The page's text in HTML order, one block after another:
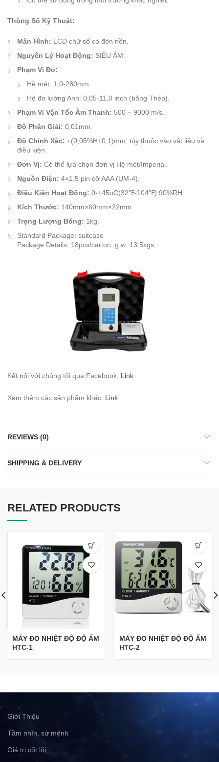
Thông Số Kỹ Thuật:
Màn Hình: LCD chữ số có đèn nền.
Nguyên Lý Hoạt Động: SIÊU ÂM.
Phạm Vi Đo:
Hệ mét: 1,0-280mm.
Hệ đo lường Anh: 0,05-11,0 inch (bằng Thép).
Phạm Vi Vận Tốc Âm Thanh: 500 ~ 9000 m/s.
Độ Phân Giải: 0,01mm.
Độ Chính Xác: ±(0,05%H+0,1)mm, tùy thuộc vào vật liệu và
điều kiện.
Đơn Vị: Có thể lựa chọn đơn vị Hệ mét/Imperial.
Nguồn Điện: 4×1,5 pin cỡ AAA (UM-4).
Điều Kiện Hoạt Động: 0-+45oC(32℉-104℉) 90%RH.
Kích Thước: 140mm×60mm×22mm.
Trọng Lượng Bóng: 1kg.
Standard Package: suitcase
Package Details: 18pcs/carton, g.w: 13.5kgs
Kết nối với chúng tôi qua Facebook: Link
Xem thêm các sản phẩm khác: Link
REVIEWS (0)
SHIPPING & DELIVERY
RELATED PRODUCTS
MÁY ĐO NHIỆT ĐỘ ĐỘ ẨM
HTC-1
MÁY ĐO NHIỆT ĐỘ ĐỘ ẨM
HTC-2
Giới Thiệu
Tầm nhìn, sứ mệnh
Giá trị cốt lõi